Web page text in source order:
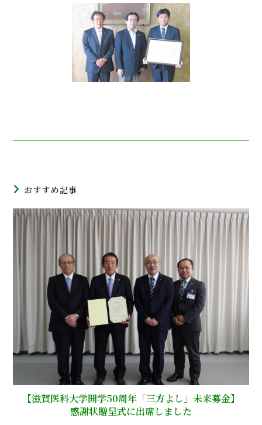
おすすめ記事
【滋賀医科大学開学50周年「三方よし」未来募金】
感謝状贈呈式に出席しました